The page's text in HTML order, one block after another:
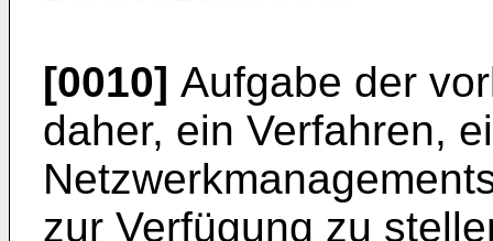
[0010] Aufgabe der
daher, ein Verfahren,
zur Verfügung zu